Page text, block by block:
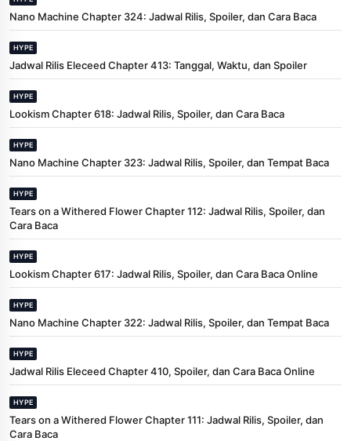
Nano Machine Chapter 324: Jadwal Rilis, Spoiler, dan Cara Baca
HYPE
Jadwal Rilis Eleceed Chapter 413: Tanggal, Waktu, dan Spoiler
HYPE
Lookism Chapter 618: Jadwal Rilis, Spoiler, dan Cara Baca
HYPE
Nano Machine Chapter 323: Jadwal Rilis, Spoiler, dan Tempat Baca
HYPE
Tears on a Withered Flower Chapter 112: Jadwal Rilis, Spoiler, dan
Cara Baca
HYPE
Lookism Chapter 617: Jadwal Rilis, Spoiler, dan Cara Baca Online
HYPE
Nano Machine Chapter 322: Jadwal Rilis, Spoiler, dan Tempat Baca
HYPE
Jadwal Rilis Eleceed Chapter 410, Spoiler, dan Cara Baca Online
HYPE
Tears on a Withered Flower Chapter 111: Jadwal Rilis, Spoiler, dan
Cara Baca